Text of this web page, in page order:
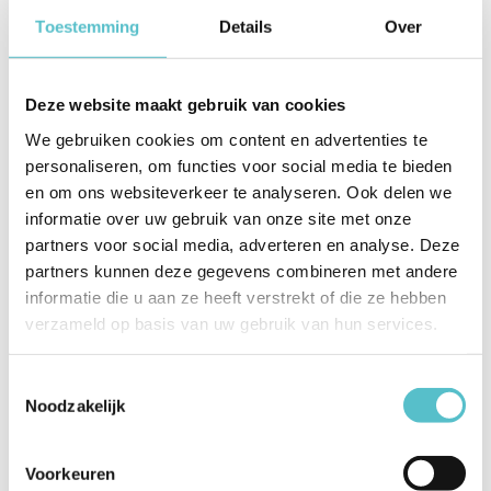
Toestemming Details Over
Deze website maakt gebruik van cookies
We gebruiken cookies om content en advertenties te
personaliseren, om functies voor social media te bieden
en om ons websiteverkeer te analyseren. Ook delen we
informatie over uw gebruik van onze site met onze
partners voor social media, adverteren en analyse. Deze
partners kunnen deze gegevens combineren met andere
informatie die u aan ze heeft verstrekt of die ze hebben
verzameld op basis van uw gebruik van hun services.
Noodzakelijk
Voorkeuren
€90,00 €90,50 €46,25
AANBIEDING
BESTELLEN
Everpure 2FC Waterfilter
EV969156
BESTELLEN
Everpure QL3B Filterkop
EV4312-13, incl. 2 x 8 mm
naar 6 mm verloop